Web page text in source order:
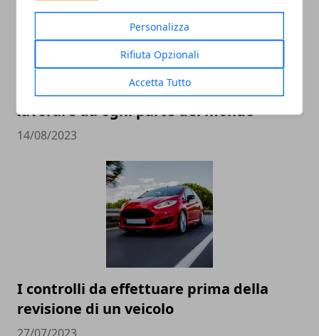
Personalizza
Rifiuta Opzionali
Accetta Tutto
Nomadi digitali: ecco come puoi fare a
lavorare da ogni parte del mondo
14/08/2023
I controlli da effettuare prima della
revisione di un veicolo